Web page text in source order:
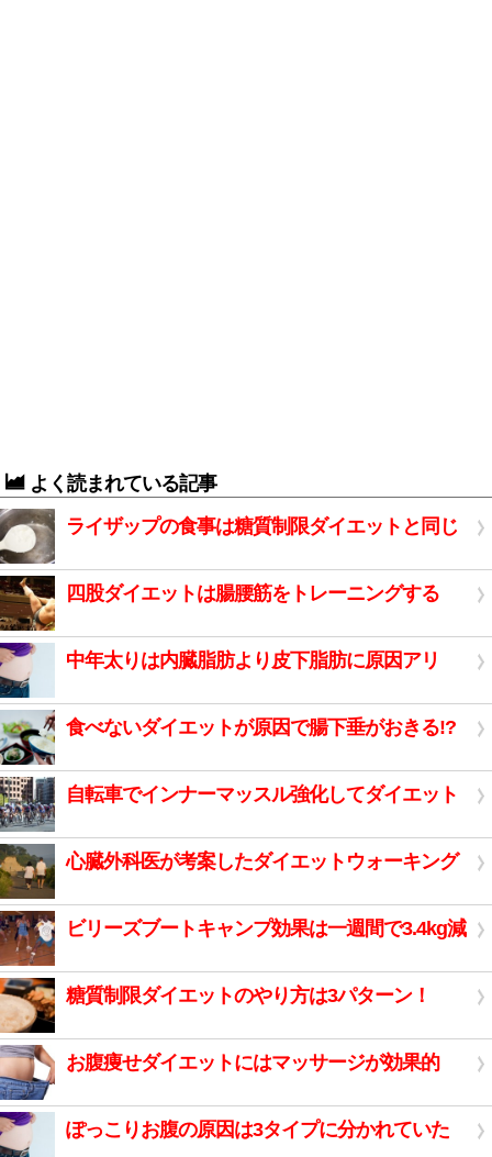
よく読まれている記事
ライザップの食事は糖質制限ダイエットと同じ
四股ダイエットは腸腰筋をトレーニングする
中年太りは内臓脂肪より皮下脂肪に原因アリ
食べないダイエットが原因で腸下垂がおきる!?
自転車でインナーマッスル強化してダイエット
心臓外科医が考案したダイエットウォーキング
ビリーズブートキャンプ効果は一週間で3.4kg減
糖質制限ダイエットのやり方は3パターン！
お腹痩せダイエットにはマッサージが効果的
ぽっこりお腹の原因は3タイプに分かれていた